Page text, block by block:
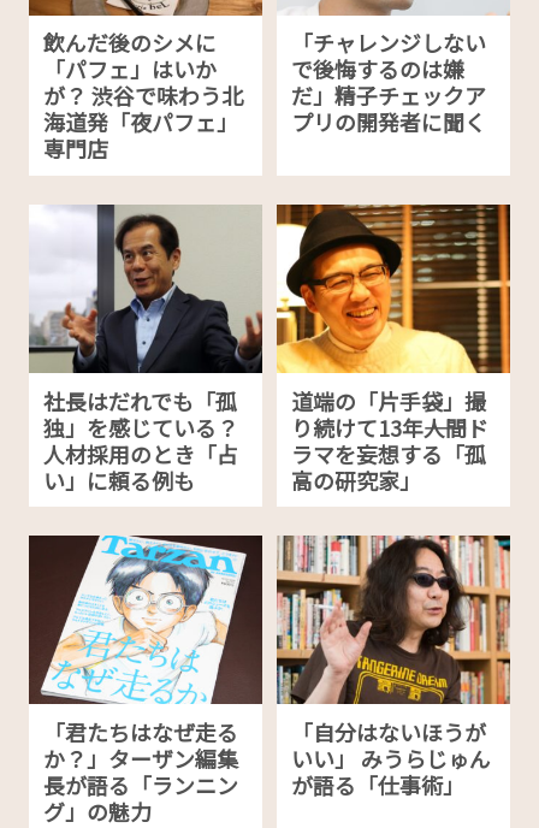
飲んだ後のシメに
「パフェ」はいか
が？ 渋谷で味わう北
海道発「夜パフェ」
専門店
「チャレンジしない
で後悔するのは嫌
だ」精子チェックア
プリの開発者に聞く
社長はだれでも「孤
独」を感じている？
人材採用のとき「占
い」に頼る例も
道端の「片手袋」撮
り続けて13年――人間ド
ラマを妄想する「孤
高の研究家」
「君たちはなぜ走る
か？」ターザン編集
長が語る「ランニン
グ」の魅力
「自分はないほうが
いい」 みうらじゅん
が語る「仕事術」